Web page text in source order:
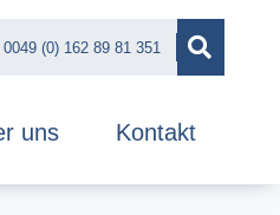
0049 (0) 162 89 81 351
uns Kontakt